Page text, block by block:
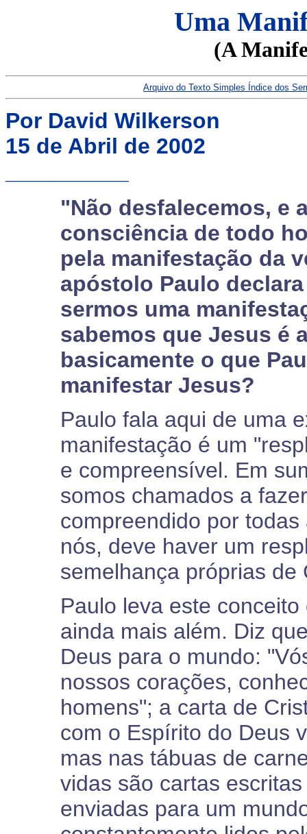
Uma
(A
Arquivo do Texto Simples Índice dos
Por David Wilkerson
15 de Abril de 2002
"Não desfalecemos, e
consciência de todo
pela manifestação da
apóstolo Paulo
sermos uma
sabemos que Jesus é
basicamente o que
manifestar Jesus?
Paulo fala aqui de uma
manifestação é um
e compreensível. Em
somos chamados a
compreendido por
nós, deve haver um
semelhança próprias de
Paulo leva este
ainda mais além. Diz
Deus para o mundo:
nossos corações,
homens"; a carta de
com o Espírito do Deus
mas nas tábuas de
vidas são cartas
enviadas para um